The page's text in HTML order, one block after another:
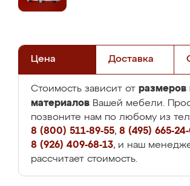
Цена Доставка
Стоимость зависит от размеров
материалов Вашей мебели.
позвоните нам по любому из
8 (800) 511-89-55, 8 (495) 665-
8 (926) 409-68-13, и наш
рассчитает стоимость.